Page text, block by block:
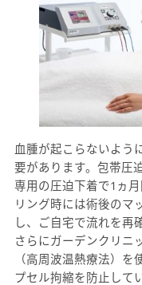
血腫が起こらないよう
要があります。包帯圧
専用の圧迫下着で1ヵ
リング時には術後のマ
し、ご自宅で流れを再
さらにガーデンクリニ
（高周波温熱療法）
プセル拘縮を防止して